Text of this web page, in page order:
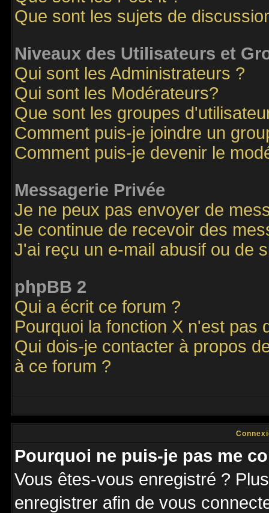
Que sont les sujets de
Niveaux des Utilisateurs et
Qui sont les Administrateurs ?
Qui sont les Modérateurs?
Que sont les groupes
Comment puis-je joindre un
Comment puis-je devenir le
Messagerie Privée
Je ne peux pas envoyer de
Je continue de recevoir des
J'ai reçu un e-mail abusif ou de
phpBB 2
Qui a écrit ce forum ?
Pourquoi la fonction X n'est pas
Qui dois-je contacter à propos
à ce forum ?
Pourquoi ne puis-je pas me
Vous êtes-vous enregistré ?
enregistrer afin de vous